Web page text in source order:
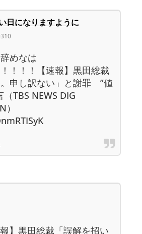
日になりますように
めなは
！！！【速報】黒田総裁
。申し訳ない」と謝罪 ”値
TBS NEWS DIG
】黒田総裁「誤解を招い